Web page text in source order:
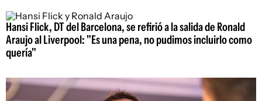
Hansi Flick, DT del Barcelona, se refirió a la salida de Ronald
Araujo al Liverpool: "Es una pena, no pudimos incluirlo como
quería"